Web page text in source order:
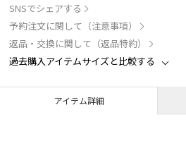
SNSでシェアする
予約注文に関して（注意事項）
返品・交換に関して（返品特約）
過去購入アイテムサイズと比較する
アイテム詳細